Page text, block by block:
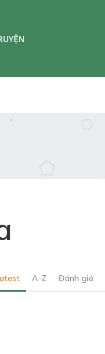
A-Z Đánh giá